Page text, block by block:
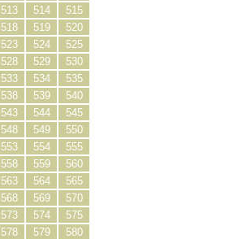
513 514
515
518 519
520
523 524
525
528 529
530
533 534
535
538 539
540
543 544
545
548 549
550
553 554
555
558 559
560
563 564
565
568 569
570
573 574
575
578 579
580